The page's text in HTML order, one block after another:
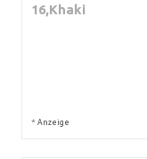
16,Khaki
* Anzeige